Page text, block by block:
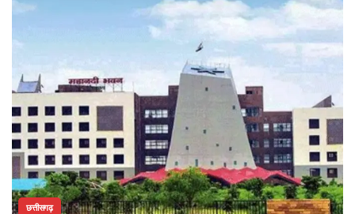
छत्तीसगढ़